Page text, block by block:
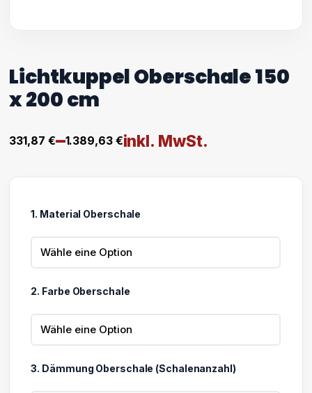
Lichtkuppel Oberschale 150
x 200 cm
331,87 €–1.389,63 €
Preisspanne:
bis
1.389,63 €
inkl. MwSt.
1. Material Oberschale
2. Farbe Oberschale
3. Dämmung Oberschale (Schalenanzahl)